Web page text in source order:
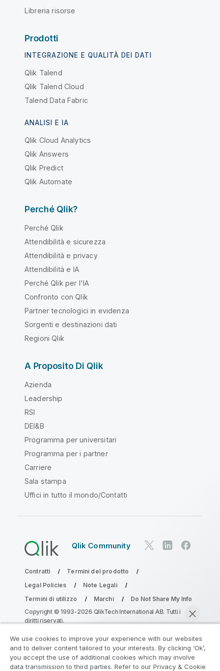
Libreria risorse
Prodotti
INTEGRAZIONE E QUALITÀ DEI DATI
Qlik Talend
Qlik Talend Cloud
Talend Data Fabric
ANALISI E IA
Qlik Cloud Analytics
Qlik Answers
Qlik Predict
Qlik Automate
Perché Qlik?
Perché Qlik
Attendibilità e sicurezza
Attendibilità e privacy
Attendibilità e IA
Perché Qlik per l'IA
Confronto con Qlik
Partner tecnologici in evidenza
Sorgenti e destinazioni dati
Regioni Qlik
A Proposito Di Qlik
Azienda
Leadership
RSI
DEI&B
Programma per universitari
Programma per i partner
Carriere
Sala stampa
Uffici in tutto il mondo/Contatti
Qlik Community
Contratti
Termini del prodotto
Legal Policies
Note Legali
Termini di utilizzo
Marchi
Do Not Share My Info
Copyright © 1993-2026 QlikTech International AB. Tutti i
diritti riservati.
Partecipa al programma Analytics
We use cookies to improve your experience with our websites
and to deliver content tailored to your interests. By clicking ‘Ok’,
you accept the use of additional cookies which may involve
data transmission to third parties. Refer to our Privacy & Cookie